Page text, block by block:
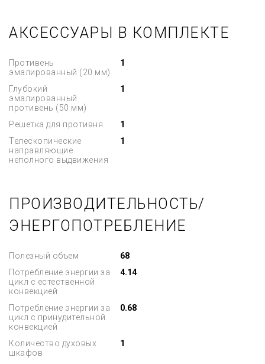
АКСЕССУАРЫ В КОМПЛЕКТЕ
Противень
эмалированный (20 мм)
1
Глубокий
эмалированный
противень (50 мм)
1
Решетка для противня
1
Телескопические
направляющие
неполного выдвижения
1
ПРОИЗВОДИТЕЛЬНОСТЬ/
ЭНЕРГОПОТРЕБЛЕНИЕ
Полезный объем
68
Потребление энергии за
цикл с естественной
конвекцией
4.14
Потребление энергии за
цикл с принудительной
конвекцией
0.68
Количество духовых
шкафов
1